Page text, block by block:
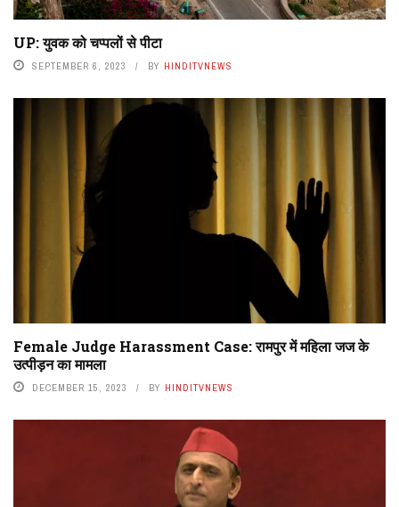
UP: युवक को चप्पलों से पीटा
SEPTEMBER 6, 2023 BY HINDITVNEWS
Female Judge Harassment Case: रामपुर में महिला जज के
उत्पीड़न का मामला
DECEMBER 15, 2023 BY HINDITVNEWS